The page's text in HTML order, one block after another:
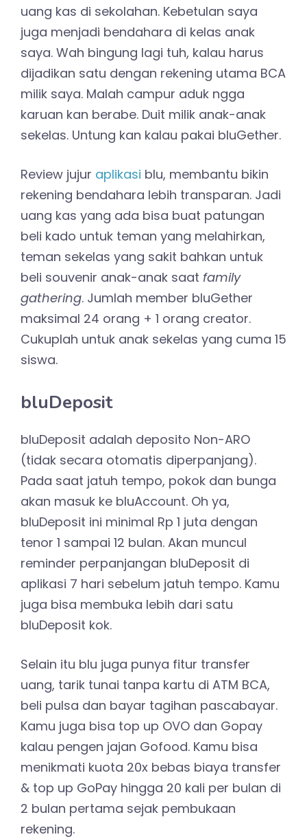
uang kas di sekolahan. Kebetulan saya
juga menjadi bendahara di kelas anak
saya. Wah bingung lagi tuh, kalau harus
dijadikan satu dengan rekening utama BCA
milik saya. Malah campur aduk ngga
karuan kan berabe. Duit milik anak-anak
sekelas. Untung kan kalau pakai bluGether.
Review jujur aplikasi blu, membantu bikin
rekening bendahara lebih transparan. Jadi
uang kas yang ada bisa buat patungan
beli kado untuk teman yang melahirkan,
teman sekelas yang sakit bahkan untuk
beli souvenir anak-anak saat family
gathering. Jumlah member bluGether
maksimal 24 orang + 1 orang creator.
Cukuplah untuk anak sekelas yang cuma 15
siswa.
bluDeposit
bluDeposit adalah deposito Non-ARO
(tidak secara otomatis diperpanjang).
Pada saat jatuh tempo, pokok dan bunga
akan masuk ke bluAccount. Oh ya,
bluDeposit ini minimal Rp 1 juta dengan
tenor 1 sampai 12 bulan. Akan muncul
reminder perpanjangan bluDeposit di
aplikasi 7 hari sebelum jatuh tempo. Kamu
juga bisa membuka lebih dari satu
bluDeposit kok.
Selain itu blu juga punya fitur transfer
uang, tarik tunai tanpa kartu di ATM BCA,
beli pulsa dan bayar tagihan pascabayar.
Kamu juga bisa top up OVO dan Gopay
kalau pengen jajan Gofood. Kamu bisa
menikmati kuota 20x bebas biaya transfer
& top up GoPay hingga 20 kali per bulan di
2 bulan pertama sejak pembukaan
rekening.